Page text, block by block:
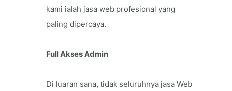
kami ialah jasa web profesional yang
paling dipercaya.
Full Akses Admin
Di luaran sana, tidak seluruhnya jasa Web